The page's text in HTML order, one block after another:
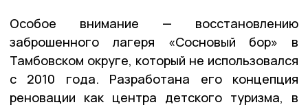
Особое внимание — восстановлению
заброшенного лагеря «Сосновый бор» в
Тамбовском округе, который не использовался
с 2010 года. Разработана его концепция
реновации как центра детского туризма, в